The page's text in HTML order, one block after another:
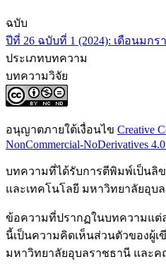
ฉบับ
ปีที่ 26 ฉบับที่ 1 (2024): เดือนมกร
ประเภทบทความ
บทความวิจัย
อนุญาตภายใต้เงื่อนไข Creative
NonCommercial-NoDerivatives
บทความที่ได้รับการตีพิมพ์เป็นลิ
และเทคโนโลยี มหาวิทยาลัยอุบ
ข้อความที่ปรากฏในบทความแต่ล
นี้เป็นความคิดเห็นส่วนตัวของผู้เ
มหาวิทยาลัยอุบลราชธานี และ